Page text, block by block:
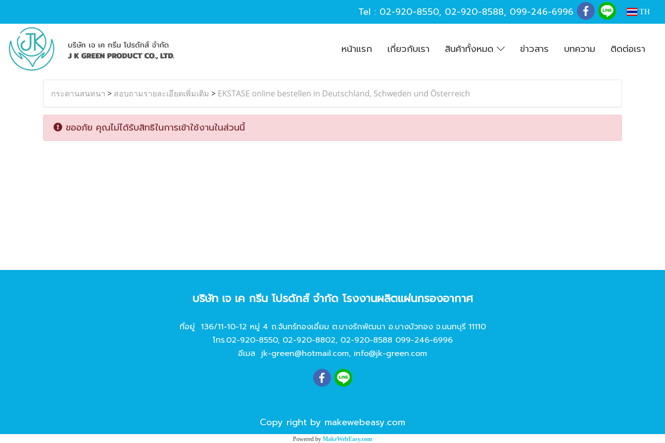
Tel : 02-920-8550, 02-920-8588, 099-246-6996 TH
หน้าแรก เกี่ยวกับเรา สินค้าทั้งหมด ข่าวสาร บทความ ติดต่อเรา
กระดานสนทนา > สอบถามรายละเอียดเพิ่มเติม > EKSTASE online bestellen in Deutschland, Schweden und Österreich
ขออภัย คุณไม่ได้รับสิทธิในการเข้าใช้งานในส่วนนี้
บริษัท เจ เค กรีน โปรดักส์ จํากัด โรงงานผลิตแผ่นกรองอากาศ
ที่อยู่ 136/11-10-12 หมู่ 4 ถ.จันทร์ทองเอี่ยม ต.บางรักพัฒนา อ.บางบัวทอง จ.นนทบุรี 11110
โทร.02-920-8550, 02-920-8802, 02-920-8588 099-246-6996
อีเมล jk-green@hotmail.com, info@jk-green.com
Copy right by makewebeasy.com
Powered by MakeWebEasy.com